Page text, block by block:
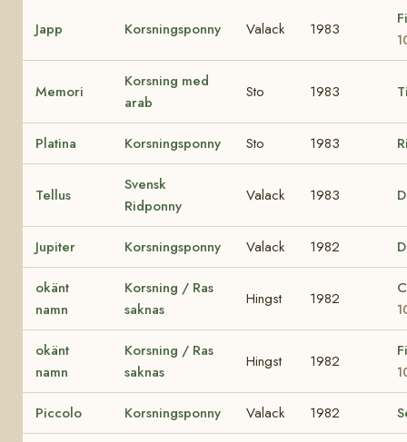
Japp Korsningsponny Valack 1983
Memori
Korsning med
arab
Sto 1983
Platina Korsningsponny Sto 1983
Tellus
Svensk
Ridponny
Valack 1983
Jupiter Korsningsponny Valack 1982
okänt
namn
Korsning / Ras
saknas
Hingst 1982
okänt
namn
Korsning / Ras
saknas
Hingst 1982
Piccolo Korsningsponny Valack 1982